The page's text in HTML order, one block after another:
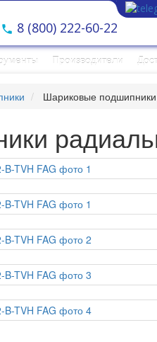
8 (800) 222-60-22
Производители
Шариковые